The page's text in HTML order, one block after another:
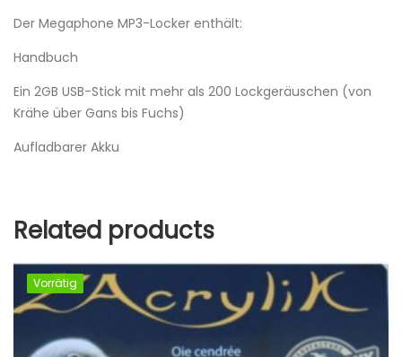
Der Megaphone MP3-Locker enthält:
Handbuch
Ein 2GB USB-Stick mit mehr als 200 Lockgeräuschen (von
Krähe über Gans bis Fuchs)
Aufladbarer Akku
Related products
Vorrätig
Vorrätig